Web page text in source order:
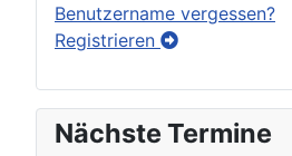
Benutzername vergessen?
Registrieren
Nächste Termine